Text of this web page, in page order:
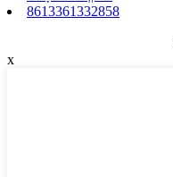
8613361332858
x